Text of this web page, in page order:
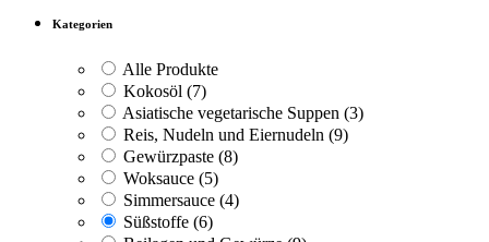
Kategorien
Alle Produkte
Kokosöl (7)
Asiatische vegetarische Suppen (3)
Reis, Nudeln und Eiernudeln (9)
Gewürzpaste (8)
Woksauce (5)
Simmersauce (4)
Süßstoffe (6)